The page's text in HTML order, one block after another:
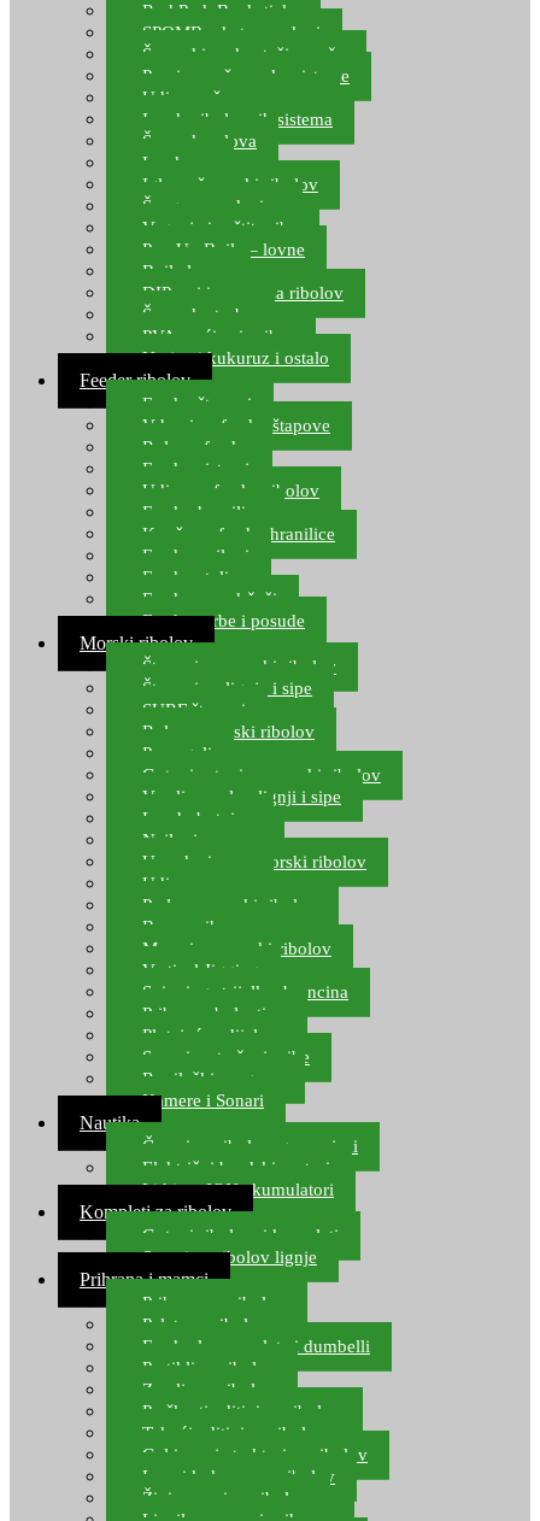
Rod Pod, Banksticks
SPOMB rakete, markeri
Šaranski podmetači, mreže
Pernice za šaranske sisteme
Udice za šarana, amura
Izrada ribolovnih sistema
Šaranska olova
Leadcore
Igle za šaranski ribolov
Špage, upredenice
Vaganje i zaštita ribe
Pop Up Boile – lovne
Boile lovne
DIP-ovi i arome za ribolov
Šaranske torbe
PVA vrećice i pribor
Umjetni kukuruz i ostalo
Feeder ribolov
Feeder štapovi
Vrhovi za feeder štapove
Role za feeder
Feeder sistemi
Udice za feeder ribolov
Feeder hranilice
Kopče za feeder hranilice
Feeder najloni
Feeder stolice
Feeder arm držači
Feeder torbe i posude
Morski ribolov
Štapovi za morski ribolov
Štapovi za lignje i sipe
SURF štapovi
Role za morski ribolov
Parangali
Gotovi setovi za morski ribolov
Varalice za lov lignji i sipe
Lov hobotnice
Najloni za more
Upredenice za morski ribolov
Udice za more
Perle za morski ribolov
Brum prihrana za more
Mamci za morski ribolov
Vertical Jigging
Spinning strijelke, brancina
Pribor za bolentino
Plutajuća odijela
Sonari za traženje ribe
Ronilački program
Kamere i Sonari
Nautika
Čamci za ribolov, gumenjaci
Električni brodski motori
Lithium ION akumulatori
Kompleti za ribolov
Gotovi ribolovni kompleti
Setovi za ribolov lignje
Prihrana i mamci
Prihrana za ribolov
Pelete za ribolov
Feeder lovne pelete i dumbelli
Partikli za ribolov
Zemlja za ribolov
Praškasti aditivi za ribolov
Tekući aditivi za ribolov
Gel i sprej atraktori za ribolov
Lovni kukuruz za ribolov
Živi mamci za ribolov